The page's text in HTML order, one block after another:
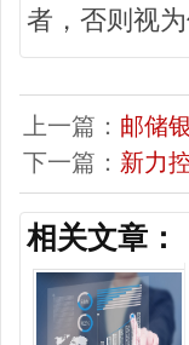
者，否则视
上一篇： 邮储
下一篇： 新力
相关文章：